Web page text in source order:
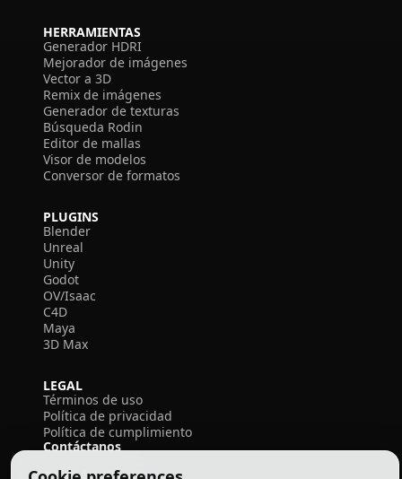
HERRAMIENTAS
Generador HDRI
Mejorador de imágenes
Vector a 3D
Remix de imágenes
Generador de texturas
Búsqueda Rodin
Editor de mallas
Visor de modelos
Conversor de formatos
PLUGINS
Blender
Unreal
Unity
Godot
OV/Isaac
C4D
Maya
3D Max
LEGAL
Términos de uso
Política de privacidad
Política de cumplimiento
Contáctanos